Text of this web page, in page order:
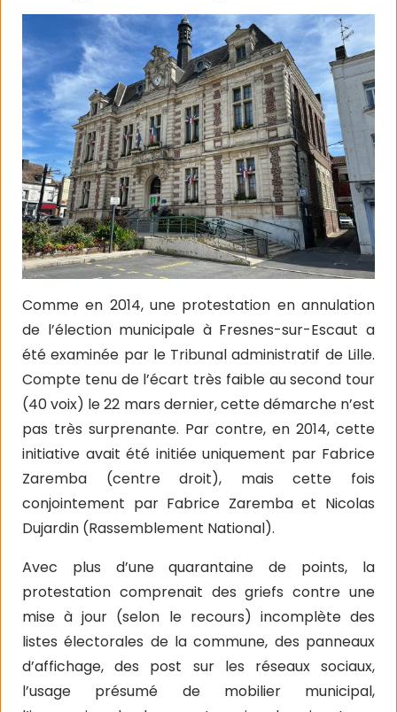
Comme en 2014, une protestation en annulation
de l’élection municipale à Fresnes-sur-Escaut a
été examinée par le Tribunal administratif de Lille.
Compte tenu de l’écart très faible au second tour
(40 voix) le 22 mars dernier, cette démarche n’est
pas très surprenante. Par contre, en 2014, cette
initiative avait été initiée uniquement par Fabrice
Zaremba (centre droit), mais cette fois
conjointement par Fabrice Zaremba et Nicolas
Dujardin (Rassemblement National).
Avec plus d’une quarantaine de points, la
protestation comprenait des griefs contre une
mise à jour (selon le recours) incomplète des
listes électorales de la commune, des panneaux
d’affichage, des post sur les réseaux sociaux,
l’usage présumé de mobilier municipal,